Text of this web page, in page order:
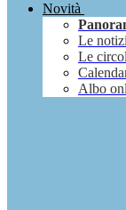
Novità
Le
Le
Albo